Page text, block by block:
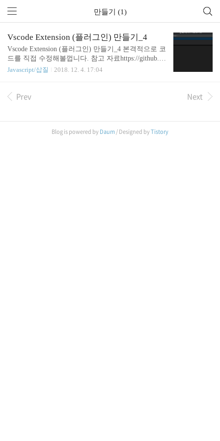
만들기 (1)
Vscode Extension (플러그인) 만들기_4
Vscode Extension (플러그인) 만들기_4 본격적으로 코
드를 직접 수정해볼껍니다. 참고 자료https://github.co
m/sculove/translator/blob/master/src/extension.ts 위의 코
strict'; import { window as vswindow, commands, Exten
Javascript/삽질 2018. 12. 4. 17:04
Prev Next
Blog is powered by Daum/ Designed byTistory